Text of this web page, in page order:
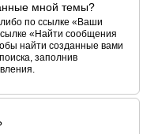
мной темы?
по ссылке «Ваши
«Найти сообщения
найти созданные вами
заполнив